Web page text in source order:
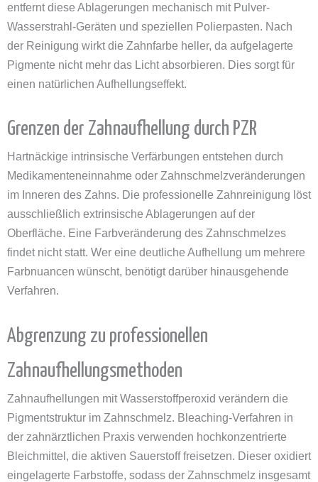
entfernt diese Ablagerungen mechanisch mit Pulver-
Wasserstrahl-Geräten und speziellen Polierpasten. Nach
der Reinigung wirkt die Zahnfarbe heller, da aufgelagerte
Pigmente nicht mehr das Licht absorbieren. Dies sorgt für
einen natürlichen Aufhellungseffekt.
Grenzen der Zahnaufhellung durch PZR
Hartnäckige intrinsische Verfärbungen entstehen durch
Medikamenteneinnahme oder Zahnschmelzveränderungen
im Inneren des Zahns. Die professionelle Zahnreinigung löst
ausschließlich extrinsische Ablagerungen auf der
Oberfläche. Eine Farbveränderung des Zahnschmelzes
findet nicht statt. Wer eine deutliche Aufhellung um mehrere
Farbnuancen wünscht, benötigt darüber hinausgehende
Verfahren.
Abgrenzung zu professionellen
Zahnaufhellungsmethoden
Zahnaufhellungen mit Wasserstoffperoxid verändern die
Pigmentstruktur im Zahnschmelz. Bleaching-Verfahren in
der zahnärztlichen Praxis verwenden hochkonzentrierte
Bleichmittel, die aktiven Sauerstoff freisetzen. Dieser oxidiert
eingelagerte Farbstoffe, sodass der Zahnschmelz insgesamt